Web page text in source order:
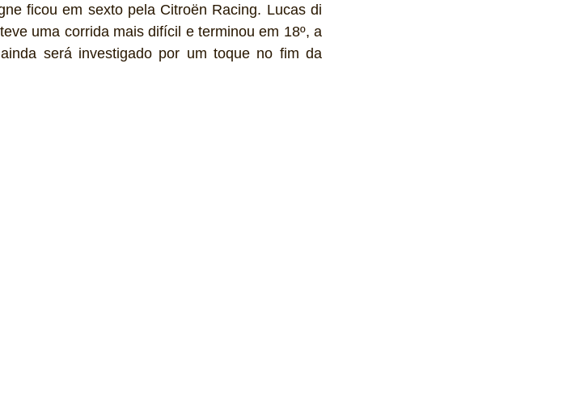
ficou em sexto pela Citroën Racing. Lucas di
uma corrida mais difícil e terminou em 18º, a
será investigado por um toque no fim da